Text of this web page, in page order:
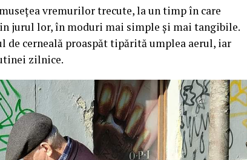
vremurilor trecute, la un timp în care
jurul lor, în moduri mai simple și mai tangibile.
cerneală proaspăt tipărită umplea aerul, iar
zilnice.